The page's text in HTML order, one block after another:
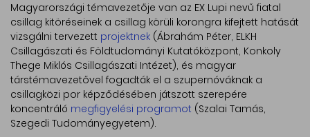
Magyarországi témavezetője van az EX Lupi nevű fiatal
csillag kitöréseinek a csillag körüli korongra kifejtett hatását
vizsgálni tervezett projektnek (Ábrahám Péter, ELKH
Csillagászati és Földtudományi Kutatóközpont, Konkoly
Thege Miklós Csillagászati Intézet), és magyar
társtémavezetővel fogadták el a szupernóváknak a
csillagközi por képződésében játszott szerepére
koncentráló megfigyelési programot (Szalai Tamás,
Szegedi Tudományegyetem).